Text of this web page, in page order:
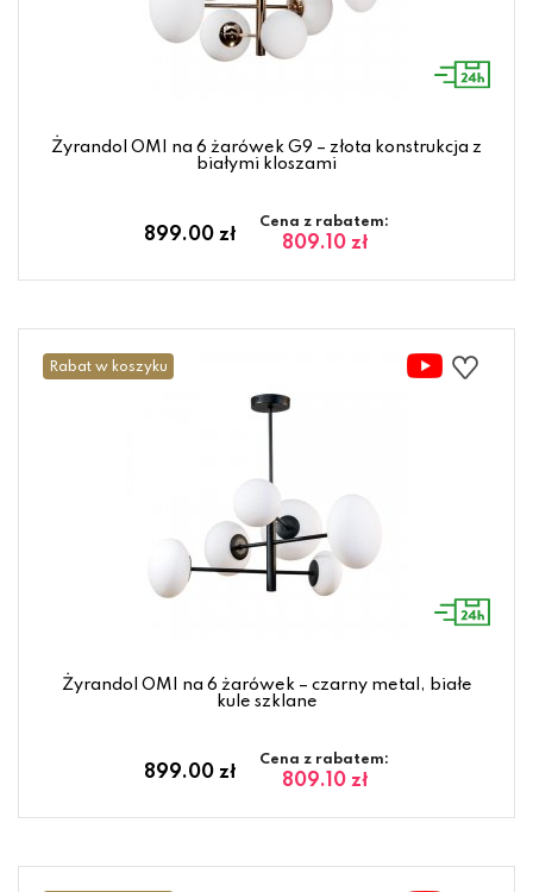
Żyrandol OMI na 6 żarówek G9 – złota konstrukcja z
białymi kloszami
899.00 zł
Cena z rabatem:
809.10 zł
Rabat w koszyku
Żyrandol OMI na 6 żarówek – czarny metal, białe
kule szklane
899.00 zł
Cena z rabatem:
809.10 zł